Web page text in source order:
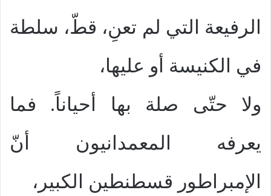
الرفيعة التي لم تعنِ، قطّ، سلطة
في الكنيسة أو عليها،
ولا حتّى صلة بها أحياناً. فما
يعرفه المعمدانيون أنّ
الإمبراطور قسطنطين الكبير،